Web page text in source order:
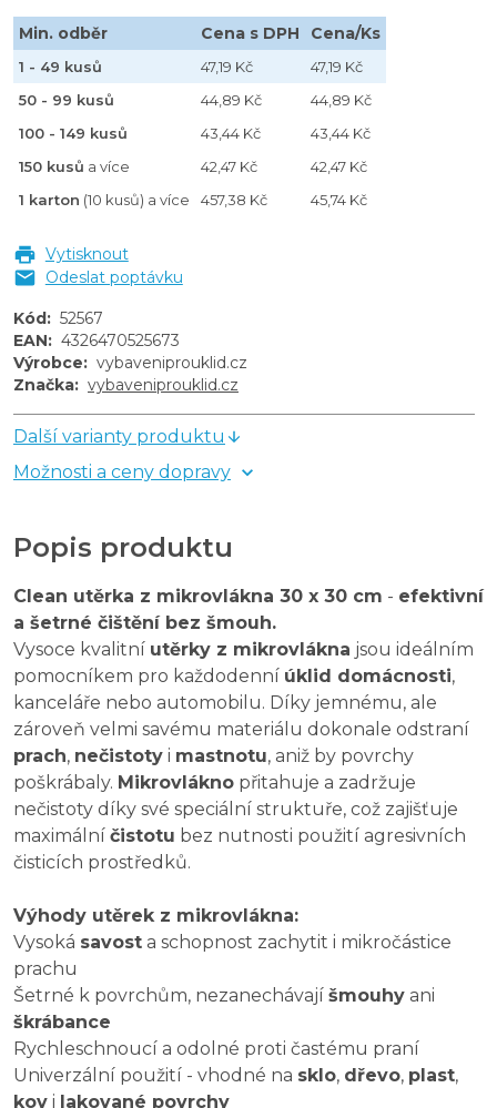
Min. odběr Cena s DPH Cena/Ks
1 - 49 kusů 47,19 Kč
47,19 Kč
50 - 99 kusů
44,89 Kč
44,89 Kč
100 - 149 kusů
43,44 Kč
43,44 Kč
150 kusů a více 42,47 Kč
42,47 Kč
1 karton (10 kusů) a více 457,38 Kč 45,74 Kč
Vytisknout
Odeslat poptávku
Kód: 52567
EAN: 4326470525673
Výrobce: vybaveniprouklid.cz
Značka: vybaveniprouklid.cz
Další varianty produktu
Možnosti a ceny dopravy
Popis produktu
Clean utěrka z mikrovlákna 30 x 30 cm - efektivní
a šetrné čištění bez šmouh.
Vysoce kvalitní utěrky z mikrovlákna jsou ideálním
pomocníkem pro každodenní úklid domácnosti,
kanceláře nebo automobilu. Díky jemnému, ale
zároveň velmi savému materiálu dokonale odstraní
prach, nečistoty i mastnotu, aniž by povrchy
poškrábaly. Mikrovlákno přitahuje a zadržuje
nečistoty díky své speciální struktuře, což zajišťuje
maximální čistotu bez nutnosti použití agresivních
čisticích prostředků.
Výhody utěrek z mikrovlákna:
Vysoká savost a schopnost zachytit i mikročástice
prachu
Šetrné k povrchům, nezanechávají šmouhy ani
škrábance
Rychleschnoucí a odolné proti častému praní
Univerzální použití - vhodné na sklo, dřevo, plast,
kov i lakované povrchy